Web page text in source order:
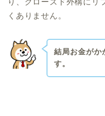
くありません。
結局お金がか
す。